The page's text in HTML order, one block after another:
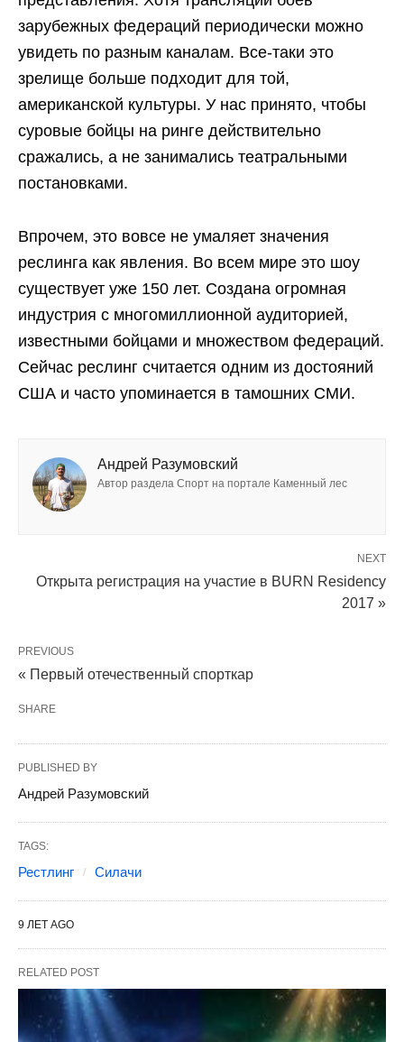
зарубежных федераций периодически можно
увидеть по разным каналам. Все-таки это
зрелище больше подходит для той,
американской культуры. У нас принято, чтобы
суровые бойцы на ринге действительно
сражались, а не занимались театральными
постановками.
Впрочем, это вовсе не умаляет значения
реслинга как явления. Во всем мире это шоу
существует уже 150 лет. Создана огромная
индустрия с многомиллионной аудиторией,
известными бойцами и множеством федераций.
Сейчас реслинг считается одним из достояний
США и часто упоминается в тамошних СМИ.
Андрей Разумовский
Автор раздела Спорт на портале Каменный лес
NEXT
Открыта регистрация на участие в BURN Residency
2017 »
PREVIOUS
« Первый отечественный спорткар
SHARE
PUBLISHED BY
Андрей Разумовский
TAGS:
Рестлинг Силачи
9 ЛЕТ AGO
RELATED POST